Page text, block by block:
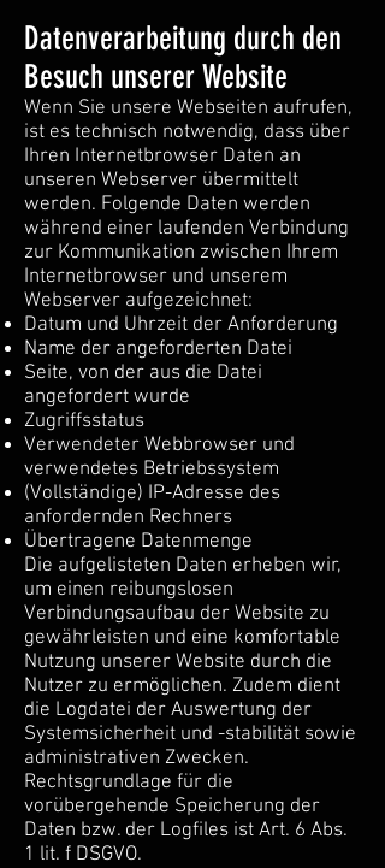
Datenverarbeitung durch den
Besuch unserer Website
Wenn Sie unsere Webseiten aufrufen,
ist es technisch notwendig, dass über
Ihren Internetbrowser Daten an
unseren Webserver übermittelt
werden. Folgende Daten werden
während einer laufenden Verbindung
zur Kommunikation zwischen Ihrem
Internetbrowser und unserem
Webserver aufgezeichnet:
Datum und Uhrzeit der Anforderung
Name der angeforderten Datei
Seite, von der aus die Datei
angefordert wurde
Zugriffsstatus
Verwendeter Webbrowser und
verwendetes Betriebssystem
(Vollständige) IP-Adresse des
anfordernden Rechners
Übertragene Datenmenge
Die aufgelisteten Daten erheben wir,
um einen reibungslosen
Verbindungsaufbau der Website zu
gewährleisten und eine komfortable
Nutzung unserer Website durch die
Nutzer zu ermöglichen. Zudem dient
die Logdatei der Auswertung der
Systemsicherheit und -stabilität sowie
administrativen Zwecken.
Rechtsgrundlage für die
vorübergehende Speicherung der
Daten bzw. der Logfiles ist Art. 6 Abs.
1 lit. f DSGVO.